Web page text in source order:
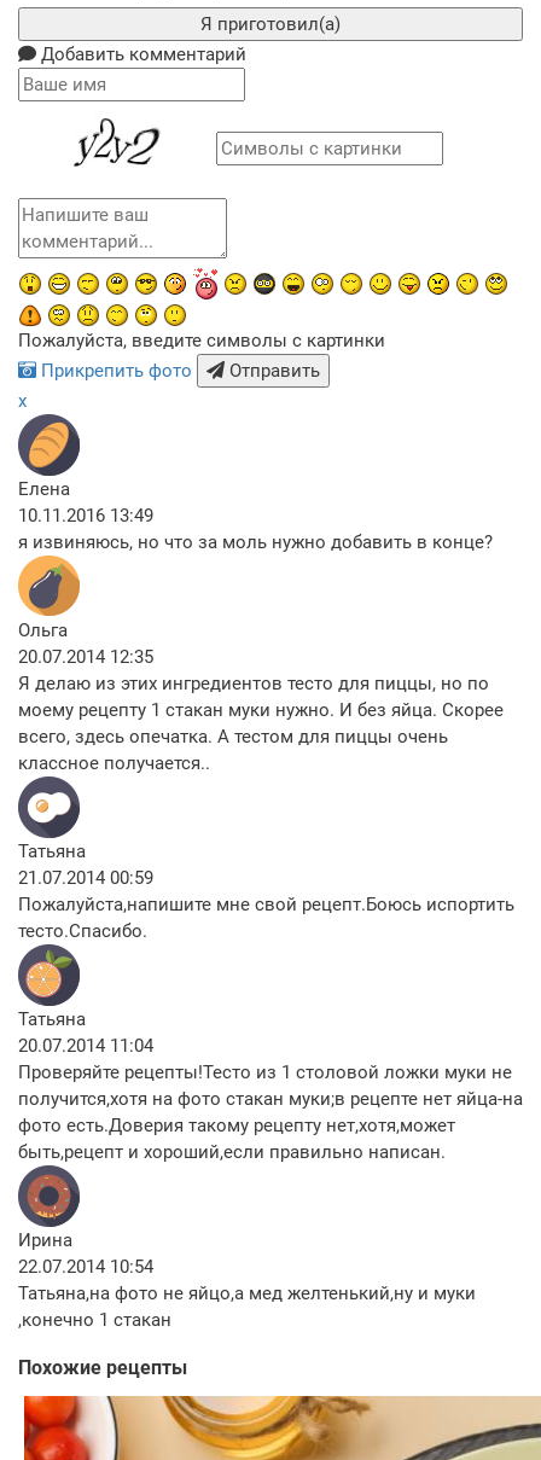
Я приготовил(а)
Добавить комментарий
Пожалуйста, введите символы с картинки
Прикрепить фото
Отправить
x
Елена
10.11.2016 13:49
я извиняюсь, но что за моль нужно добавить в конце?
Ольга
20.07.2014 12:35
Я делаю из этих ингредиентов тесто для пиццы, но по
моему рецепту 1 стакан муки нужно. И без яйца. Скорее
всего, здесь опечатка. А тестом для пиццы очень
классное получается..
Татьяна
21.07.2014 00:59
Пожалуйста,напишите мне свой рецепт.Боюсь испортить
тесто.Спасибо.
Татьяна
20.07.2014 11:04
Проверяйте рецепты!Тесто из 1 столовой ложки муки не
получится,хотя на фото стакан муки;в рецепте нет яйца-на
фото есть.Доверия такому рецепту нет,хотя,может
быть,рецепт и хороший,если правильно написан.
Ирина
22.07.2014 10:54
Татьяна,на фото не яйцо,а мед желтенький,ну и муки
,конечно 1 стакан
Похожие рецепты